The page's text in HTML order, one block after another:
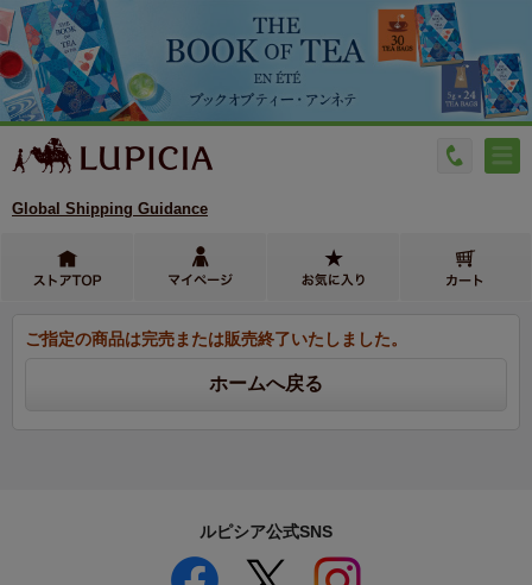
Global Shipping Guidance
ご指定の商品は完売または販売終了いたしました。
ルピシア公式SNS